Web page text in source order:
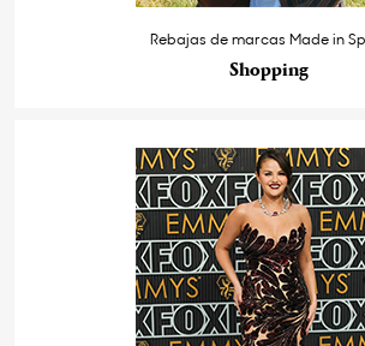
Rebajas de marcas Made in
Shopping